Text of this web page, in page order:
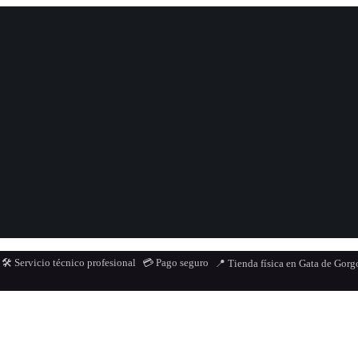
🛠️ Servicio técnico profesional 💳 Pago seguro 📍 Tienda física en Gata de